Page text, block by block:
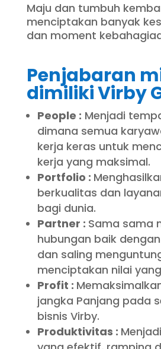
Maju dan tumbuh
menciptakan banyak
dan moment
Penjabaran
dimiliki Virby
People : Menjadi
dimana semua
kerja keras untuk
kerja yang maksimal.
Portfolio :
berkualitas dan
bagi dunia.
Partner : Sama sama
hubungan baik
dan saling
menciptakan nilai
Profit :
jangka Panjang pada
bisnis Virby.
Produktivitas :